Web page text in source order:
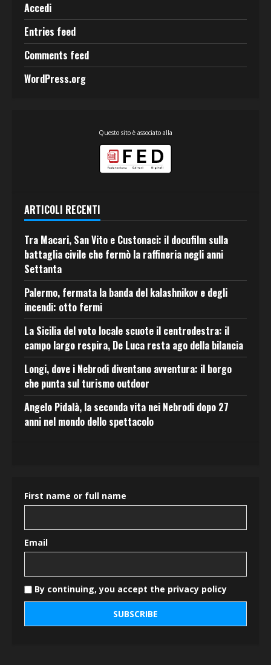
Accedi
Entries feed
Comments feed
WordPress.org
Questo sito è associato alla
ARTICOLI RECENTI
Tra Macari, San Vito e Custonaci: il docufilm sulla
battaglia civile che fermò la raffineria negli anni
Settanta
Palermo, fermata la banda del kalashnikov e degli
incendi: otto fermi
La Sicilia del voto locale scuote il centrodestra: il
campo largo respira, De Luca resta ago della bilancia
Longi, dove i Nebrodi diventano avventura: il borgo
che punta sul turismo outdoor
Angelo Pidalà, la seconda vita nei Nebrodi dopo 27
anni nel mondo dello spettacolo
First name or full name
Email
By continuing, you accept the privacy policy